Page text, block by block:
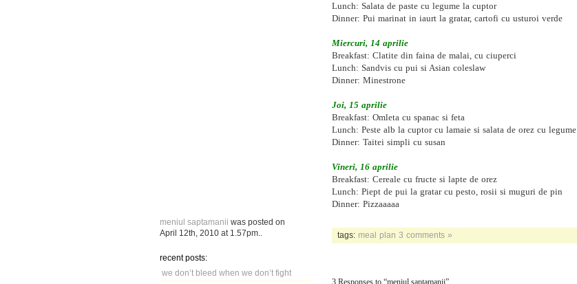
meniul saptamanii was posted on
April 12th, 2010 at 1.57pm
recent posts:
we don’t bleed when we don’t fight
Lunch: Salata de paste cu legume la cuptor
Dinner: Pui marinat in iaurt la gratar, cartofi cu usturoi verde
Miercuri, 14 aprilie
Breakfast: Clatite din faina de malai, cu ciuperci
Lunch: Sandvis cu pui si Asian coleslaw
Dinner: Minestrone
Joi, 15 aprilie
Breakfast: Omleta cu spanac si feta
Lunch: Peste alb la cuptor cu lamaie si salata de orez cu legume
Dinner: Taitei simpli cu susan
Vineri, 16 aprilie
Breakfast: Cereale cu fructe si lapte de orez
Lunch: Piept de pui la gratar cu pesto, rosii si muguri de pin
Dinner: Pizzaaaaa
tags: meal plan 3 comments »